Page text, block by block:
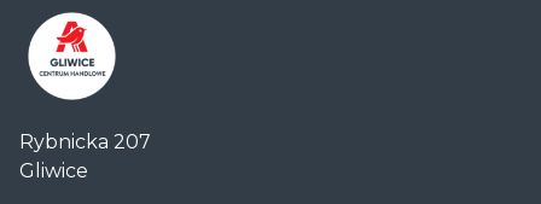
Handlowe
Auchan
Rybnicka 207
Gliwice